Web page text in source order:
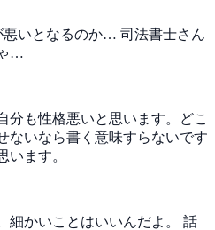
悪いとなるのか… 司法書士さん
…
分も性格悪いと思います。どこ
ないなら書く意味すらないです
います。
細かいことはいいんだよ。 話